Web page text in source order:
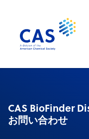
CAS BioFinder
お問い合わせ